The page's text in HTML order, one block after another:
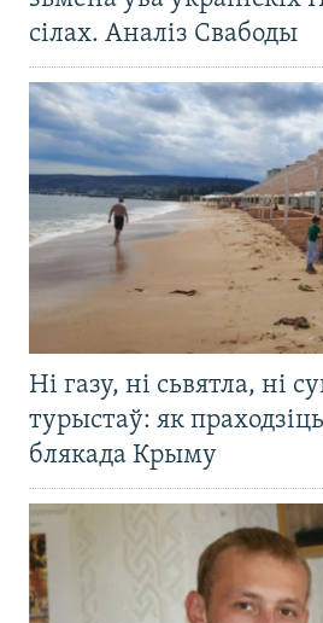
сілах. Аналіз Свабоды
Ні газу, ні сьвятла, ні
турыстаў: як
блякада Крыму